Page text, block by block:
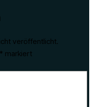
veröffentlicht.
* markiert